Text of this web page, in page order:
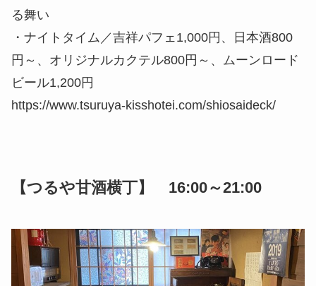
る舞い
・ナイトタイム／吉祥パフェ1,000円、日本酒800
円～、オリジナルカクテル800円～、ムーンロード
ビール1,200円
https://www.tsuruya-kisshotei.com/shiosaideck/
【つるや甘酒横丁】 16:00～21:00